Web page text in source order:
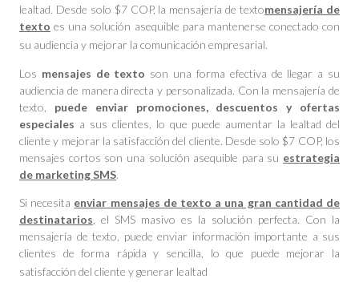
lealtad. Desde solo $7 COP, la mensajería de textomensajería de
texto es una solución asequible para mantenerse conectado con
su audiencia y mejorar la comunicación empresarial.
Los mensajes de texto son una forma efectiva de llegar a su
audiencia de manera directa y personalizada. Con la mensajería de
texto, puede enviar promociones, descuentos y ofertas
especiales a sus clientes, lo que puede aumentar la lealtad del
cliente y mejorar la satisfacción del cliente. Desde solo $7 COP, los
mensajes cortos son una solución asequible para su estrategia
de marketing SMS.
Si necesita enviar mensajes de texto a una gran cantidad de
destinatarios , el SMS masivo es la solución perfecta. Con la
mensajería de texto, puede enviar información importante a sus
clientes de forma rápida y sencilla, lo que puede mejorar la
satisfacción del cliente y generar lealtad